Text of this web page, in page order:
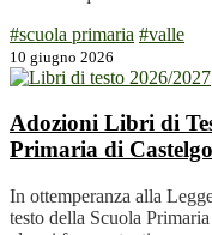
#scuola primaria #valle
10 giugno 2026
Adozioni Libri di
Primaria di
In ottemperanza alla
testo della Scuola